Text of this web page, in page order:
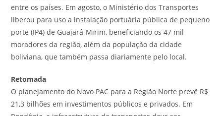
entre os países. Em agosto, o Ministério dos Transportes
liberou para uso a instalação portuária pública de pequeno
porte (IP4) de Guajará-Mirim, beneficiando os 47 mil
moradores da região, além da população da cidade
boliviana, que também passa diariamente pelo local.
Retomada
O planejamento do Novo PAC para a Região Norte prevê R$
21,3 bilhões em investimentos públicos e privados. Em